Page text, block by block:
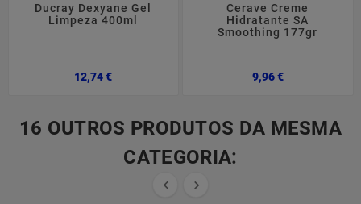
Ducray Dexyane Gel
Limpeza 400ml
12,74 €Preço
Cerave Creme
Hidratante SA
Smoothing 177gr
9,96 €Preço
16 OUTROS PRODUTOS DA MESMA
CATEGORIA:
 